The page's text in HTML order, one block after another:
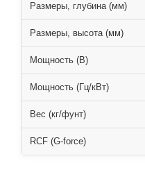
Размеры, глубина (мм)
Размеры, высота (мм)
Мощность (В)
Мощность (Гц/кВт)
Вес (кг/фунт)
RCF (G-force)